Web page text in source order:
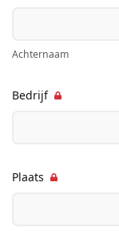
Achternaam
Bedrijf
Plaats